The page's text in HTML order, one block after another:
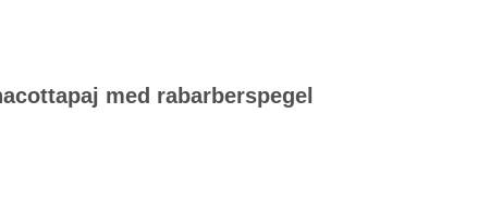
med rabarberspegel